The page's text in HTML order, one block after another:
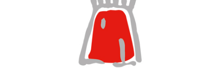
CÂMARA MUNICIPAL DE TORRES VEDRAS